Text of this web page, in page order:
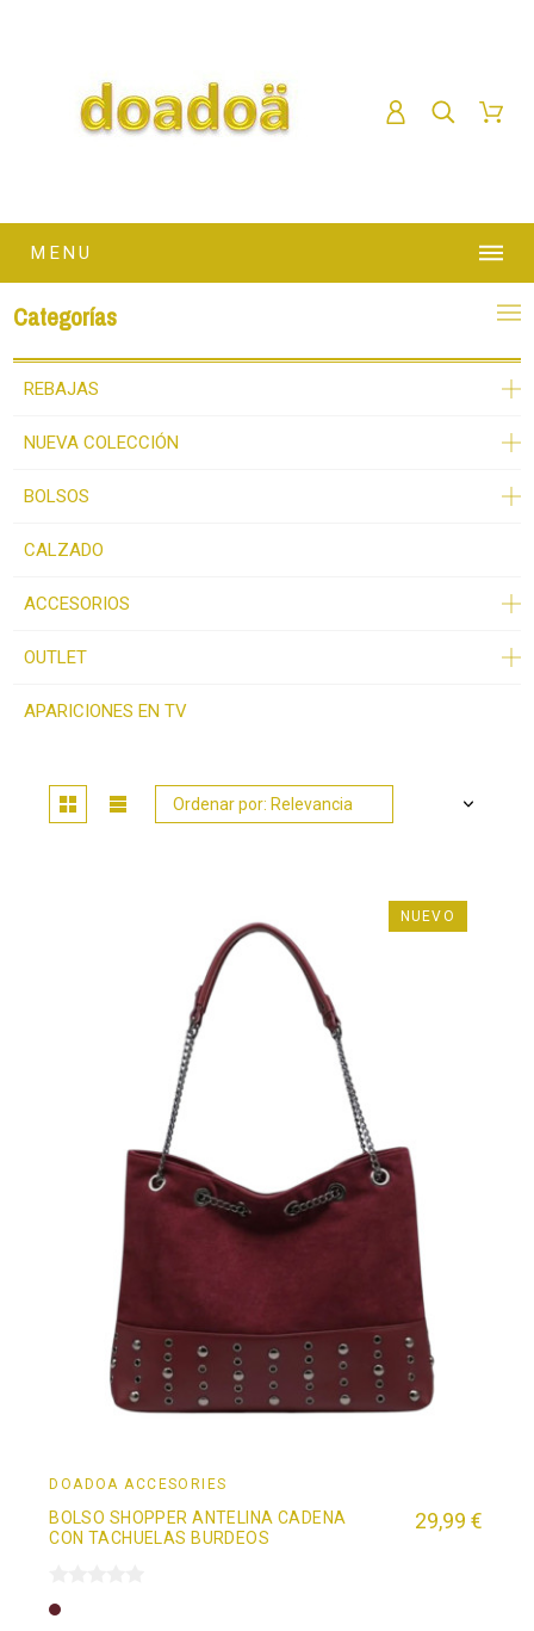
MENU
Categorías
REBAJAS
NUEVA COLECCIÓN
BOLSOS
CALZADO
ACCESORIOS
OUTLET
APARICIONES EN TV
Ordenar por: Relevancia
DOADOÄ ACCESORIES
BOLSO SHOPPER ANTELINA CADENA
CON TACHUELAS BURDEOS
29,99 €
NUEVO
Burdeos